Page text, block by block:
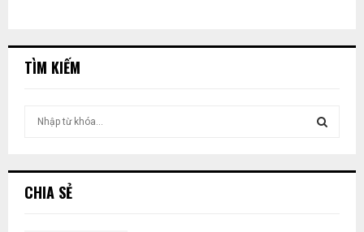
TÌM KIẾM
ế
CHIA SẺ